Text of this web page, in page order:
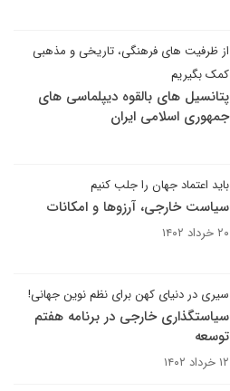
از ظرفیت های فرهنگی، تاریخی و مذهبی
کمک بگیریم
پتانسیل های بالقوه دیپلماسی های
جمهوری اسلامی ایران
باید اعتماد جهان را جلب کنیم
سیاست خارجی، آرزوها و امکانات
۲۰ خرداد ۱۴۰۲
سیری در دنیای کهن برای نظم نوین جهانی!
سیاستگذاری خارجی در برنامه هفتم
توسعه
۱۲ خرداد ۱۴۰۲